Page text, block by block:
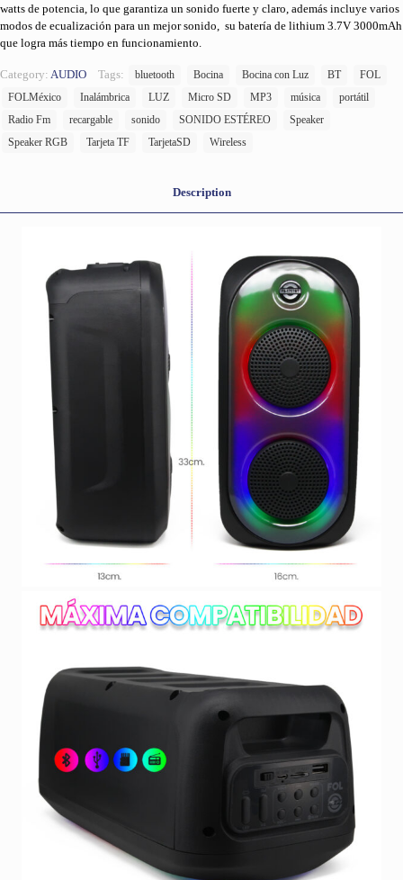
watts de potencia, lo que garantiza un sonido fuerte y claro, además incluye varios
modos de ecualización para un mejor sonido, su batería de lithium 3.7V 3000mAh
que logra más tiempo en funcionamiento.
Category: AUDIO Tags: bluetooth Bocina Bocina con Luz BT
FOL
FOLMéxico
Inalámbrica LUZ Micro SD MP3 música
portátil
Radio Fm
recargable sonido SONIDO ESTÉREO
Speaker
Speaker RGB
Tarjeta TF TarjetaSD Wireless
Description